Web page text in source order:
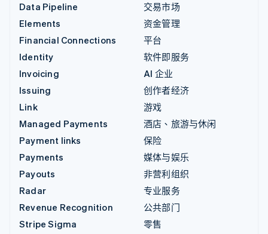
Data Pipeline
Elements
Financial Connections
Identity
Invoicing
Issuing
Link
Managed Payments
Payment links
Payments
Payouts
Radar
Revenue Recognition
Stripe Sigma
交易市场
资金管理
平台
软件即服务
AI 企业
创作者经济
游戏
酒店、旅游与休闲
保险
媒体与娱乐
非营利组织
专业服务
公共部门
零售